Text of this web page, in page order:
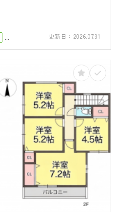
更新日： 2026.07.31